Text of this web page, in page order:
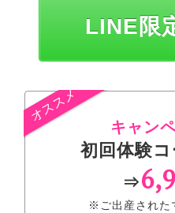
LINE限
キャン
初回体験
⇒
※ご出産された